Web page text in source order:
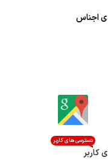
اجناس
کاربر
دسترسی های کاربر